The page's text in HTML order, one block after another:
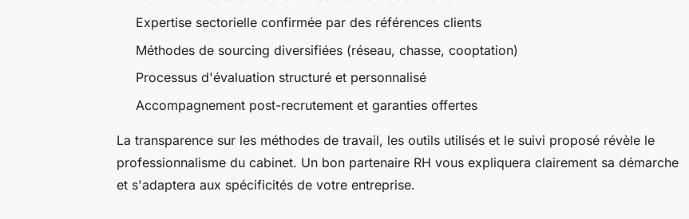
Expertise sectorielle confirmée par des références clients
Méthodes de sourcing diversifiées (réseau, chasse, cooptation)
Processus d'évaluation structuré et personnalisé
Accompagnement post-recrutement et garanties offertes
La transparence sur les méthodes de travail, les outils utilisés et le suivi proposé révèle le
professionnalisme du cabinet. Un bon partenaire RH vous expliquera clairement sa démarche
et s'adaptera aux spécificités de votre entreprise.